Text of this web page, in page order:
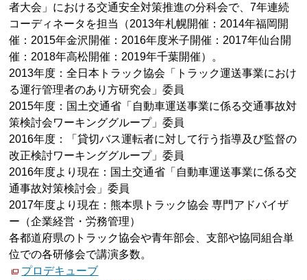
者大会」における交通安全対策推進の分科会で、7年連続
コーディネータを担当（2013年札幌開催：2014年福岡開
催：2015年金沢開催：2016年度米子開催：2017年仙台開
催：2018年高松開催：2019年千葉開催）。
2013年度：全日本トラック協会「トラック運送事業におけ
る運行管理者のあり方研究会」委員
2015年度：国土交通省「自動車運送事業に係る交通事故対
策検討会ワーキンググループ」委員
2016年度：「貸切バス運転者に対して行う指導及び監督の
改正検討ワーキンググループ」委員
2016年度より現在：国土交通省「自動車運送事業に係る交
通事故対策検討会」委員
2017年度より現在：熊本県トラック協会 専門アドバイザ
ー（企業経営・労務管理）
各都道府県のトラック協会や青年部会、支部や協同組合単
位での各研修会で講演多数。
プロデキューブ